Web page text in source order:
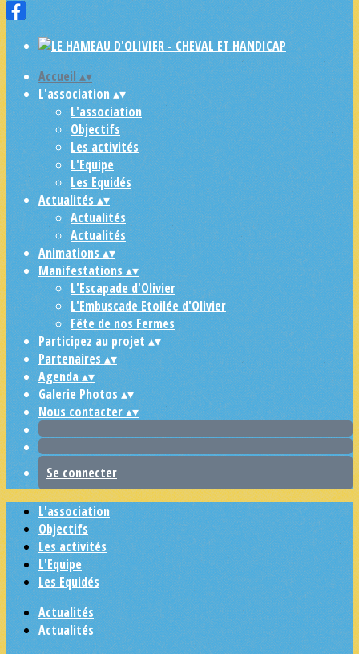
Accueil▴▾
L'association▴▾
L'association
Objectifs
Les activités
L'Equipe
Les Equidés
Actualités▴▾
Actualités
Actualités
Animations▴▾
Manifestations▴▾
L'Escapade d'Olivier
L'Embuscade Etoilée d'Olivier
Fête de nos Fermes
Participez au projet▴▾
Partenaires▴▾
Agenda▴▾
Galerie Photos▴▾
Nous contacter▴▾
Se connecter
L'association
Objectifs
Les activités
L'Equipe
Les Equidés
Actualités
Actualités